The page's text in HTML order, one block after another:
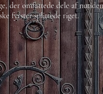
der omfattede dele af
fyrster splittede riget.